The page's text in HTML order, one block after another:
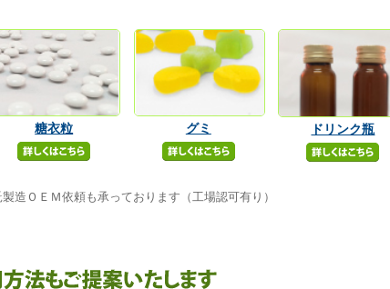
糖衣粒 グミ ドリンク瓶
造ＯＥＭ依頼も承っております（工場認可有り）